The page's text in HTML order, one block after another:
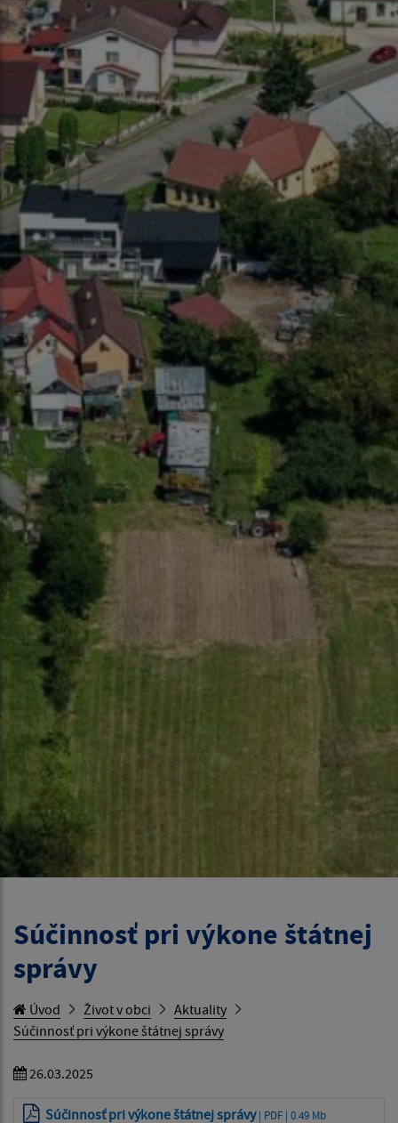
Súčinnosť pri výkone štátnej
správy
Úvod Život v obci
Aktuality
Súčinnosť pri výkone štátnej správy
26.03.2025
Súčinnosť pri výkone štátnej správy| PDF | 0.49 Mb